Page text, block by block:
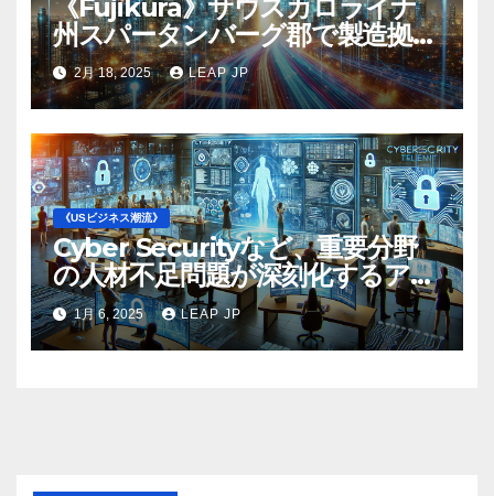
《Fujikura》サウスカロライナ
州スパータンバーグ郡で製造拠点
を拡大─光ファイバケーブル事業
を拡大へ
2月 18, 2025 LEAP JP
《USビジネス潮流》
Cyber Securityなど、重要分野
の人材不足問題が深刻化するアメ
リカ
1月 6, 2025 LEAP JP